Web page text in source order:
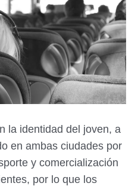
la identidad del joven, a
en ambas ciudades por
y comercialización
por lo que los